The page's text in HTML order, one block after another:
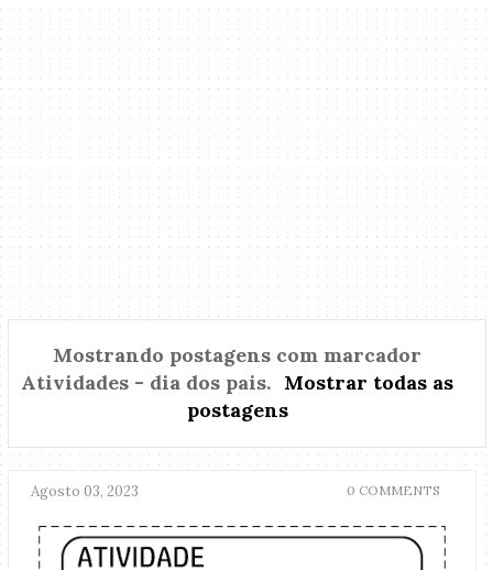
Mostrando postagens com marcador
Atividades - dia dos pais. Mostrar todas as
postagens
Agosto 03, 2023 0 COMMENTS